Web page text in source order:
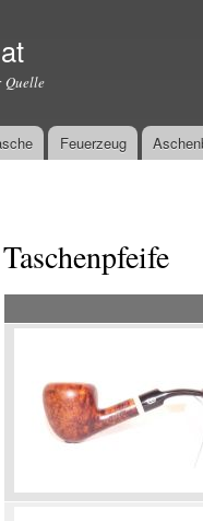
Quelle
Feuerzeug
Taschenpfeife